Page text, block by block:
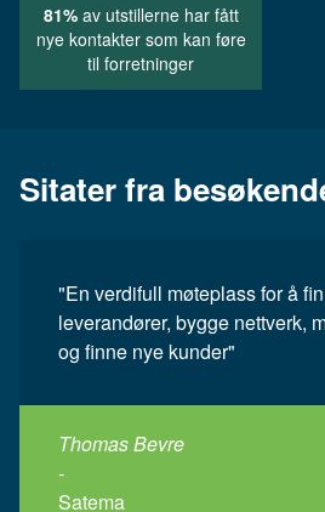
81% av utstillerne har fått
nye kontakter som kan føre
til forretninger
Sitater fra
"En verdifull møteplass for å
leverandører, bygge nettverk,
og finne nye kunder"
Thomas Bevre
-
Satema